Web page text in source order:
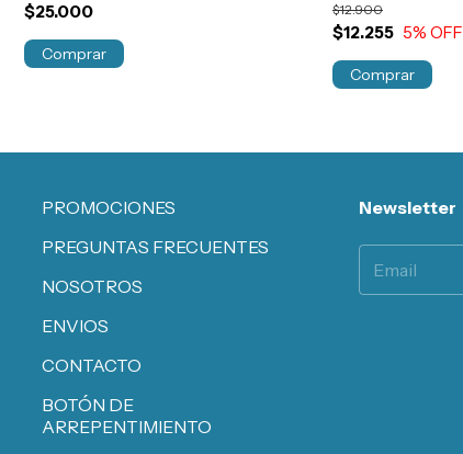
$25.000
Comprar
$12.255
$12.900
5% OFF
Comprar
PROMOCIONES
PREGUNTAS FRECUENTES
NOSOTROS
ENVIOS
CONTACTO
BOTÓN DE
ARREPENTIMIENTO
Newsletter